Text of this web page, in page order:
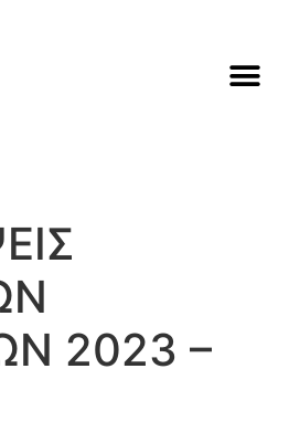
2023 –